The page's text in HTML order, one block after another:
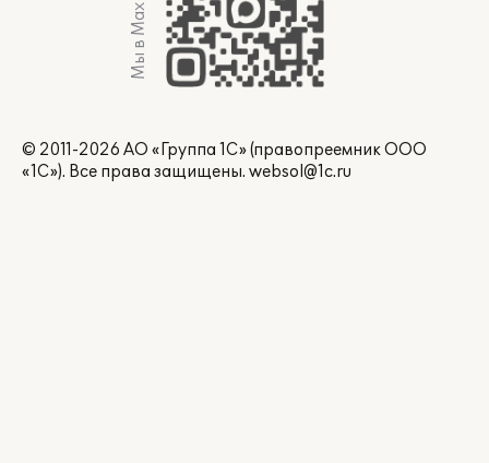
Мы в Max
© 2011-2026 АО «Группа 1С» (правопреемник ООО
«1С»). Все права защищены. websol@1c.ru